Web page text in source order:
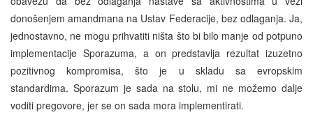
donošenjem amandmana na Ustav Federacije, bez odlaganja. Ja,
jednostavno, ne mogu prihvatiti ništa što bi bilo manje od potpuno
implementacije Sporazuma, a on predstavlja rezultat izuzetno
pozitivnog kompromisa, što je u skladu sa evropskim
standardima. Sporazum je sada na stolu, mi ne možemo dalje
voditi pregovore, jer se on sada mora implementirati.